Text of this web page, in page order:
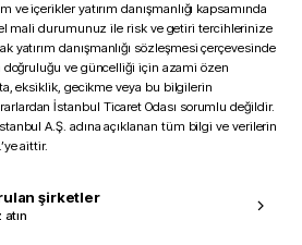
ve içerikler yatırım danışmanlığı kapsamında
mali durumunuz ile risk ve getiri tercihlerinize
yatırım danışmanlığı sözleşmesi çerçevesinde
ve güncelliği için azami özen
eksiklik, gecikme veya bu bilgilerin
İstanbul Ticaret Odası sorumlu değildir.
A.Ş. adına açıklanan tüm bilgi ve verilerin
aittir.
şirketler